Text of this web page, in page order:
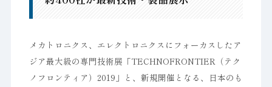
メカトロニクス、エレクトロニクスにフォーカスしたア
ジア最大級の専門技術展「TECHNOFRONTIER（テク
ノフロンティア）2019」と、新規開催となる、日本のも